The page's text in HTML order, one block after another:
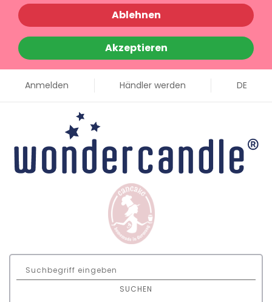
Ablehnen
Akzeptieren
Anmelden Händler werden DE
SUCHEN